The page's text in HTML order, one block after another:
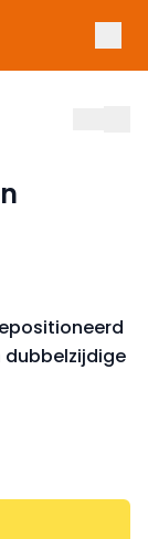
dubbelzijdige